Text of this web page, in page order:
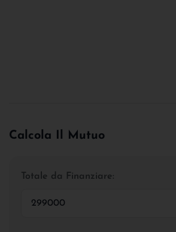
Calcola Il Mutuo
Totale da Finanziare: